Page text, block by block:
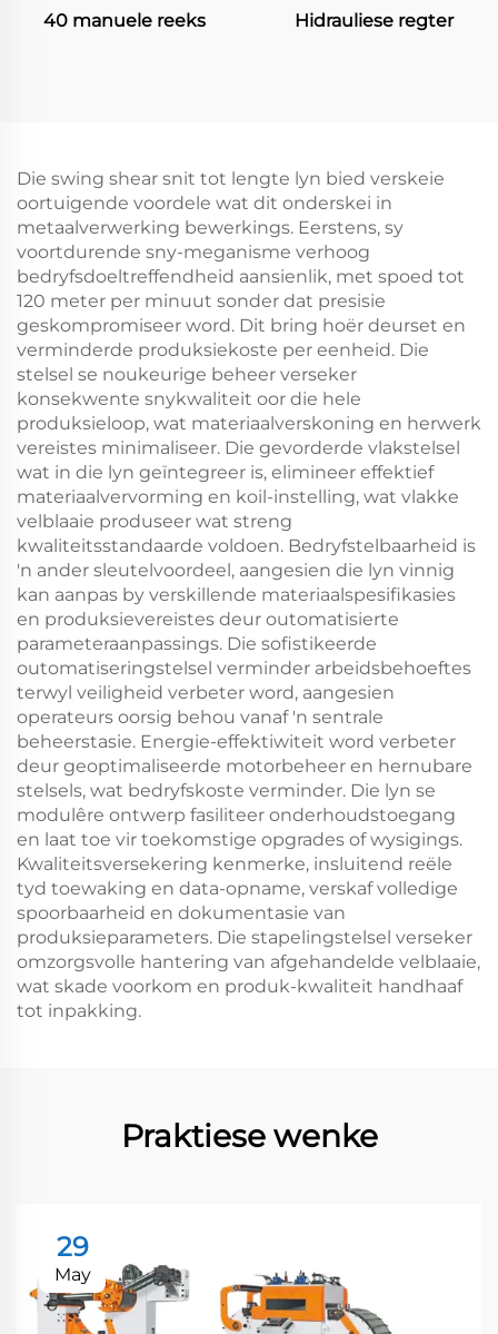
40 manuele reeks Hidrauliese regter
Die swing shear snit tot lengte lyn bied verskeie
oortuigende voordele wat dit onderskei in
metaalverwerking bewerkings. Eerstens, sy
voortdurende sny-meganisme verhoog
bedryfsdoeltreffendheid aansienlik, met spoed tot
120 meter per minuut sonder dat presisie
geskompromiseer word. Dit bring hoër deurset en
verminderde produksiekoste per eenheid. Die
stelsel se noukeurige beheer verseker
konsekwente snykwaliteit oor die hele
produksieloop, wat materiaalverskoning en herwerk
vereistes minimaliseer. Die gevorderde vlakstelsel
wat in die lyn geïntegreer is, elimineer effektief
materiaalvervorming en koil-instelling, wat vlakke
velblaaie produseer wat streng
kwaliteitsstandaarde voldoen. Bedryfstelbaarheid is
'n ander sleutelvoordeel, aangesien die lyn vinnig
kan aanpas by verskillende materiaalspesifikasies
en produksievereistes deur outomatisierte
parameteraanpassings. Die sofistikeerde
outomatiseringstelsel verminder arbeidsbehoeftes
terwyl veiligheid verbeter word, aangesien
operateurs oorsig behou vanaf 'n sentrale
beheerstasie. Energie-effektiwiteit word verbeter
deur geoptimaliseerde motorbeheer en hernubare
stelsels, wat bedryfskoste verminder. Die lyn se
modulêre ontwerp fasiliteer onderhoudstoegang
en laat toe vir toekomstige opgrades of wysigings.
Kwaliteitsversekering kenmerke, insluitend reële
tyd toewaking en data-opname, verskaf volledige
spoorbaarheid en dokumentasie van
produksieparameters. Die stapelingstelsel verseker
omzorgsvolle hantering van afgehandelde velblaaie,
wat skade voorkom en produk-kwaliteit handhaaf
tot inpakking.
Praktiese wenke
29
May